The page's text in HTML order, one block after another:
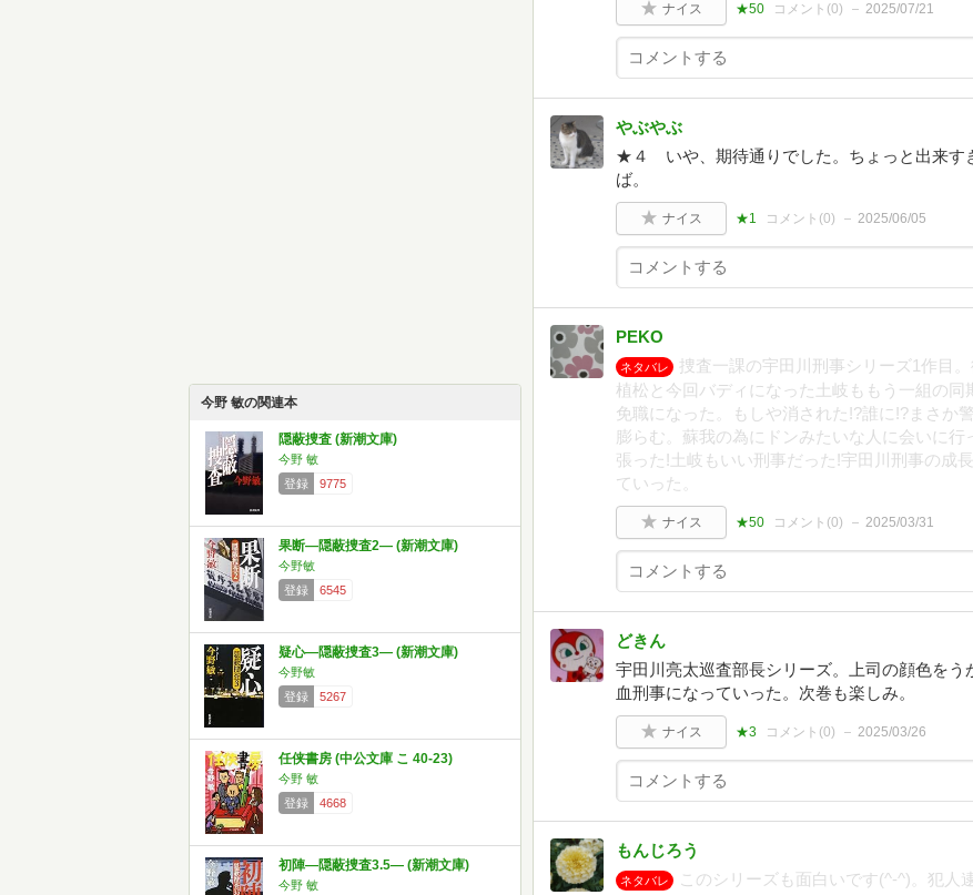
今野 敏の関連本
隠蔽捜査 (新潮文庫)
今野 敏
登録
9775
果断―隠蔽捜査2― (新潮文庫)
今野敏
登録
6545
疑心―隠蔽捜査3― (新潮文庫)
今野敏
登録
5267
任侠書房 (中公文庫 こ 40-23)
今野 敏
登録
4668
初陣―隠蔽捜査3.5― (新潮文庫)
今野 敏
ナイス ★50 コメント(0) 2025/07/21
やぶやぶ
★４ いや、期待通りでした。ちょっと出来す
ば。
ナイス ★1 コメント(0) 2025/06/05
PEKO
ネタバレ
捜査一課の宇田川刑事シリーズ1作目
植松と今回バディになった土岐ももう一組の
免職になった。もしや消された!?誰に!?まさか
膨らむ。蘇我の為にドンみたいな人に会いに
張った!土岐もいい刑事だった!宇田川刑事の成
ていった。
ナイス ★50 コメント(0) 2025/03/31
どきん
宇田川亮太巡査部長シリーズ。上司の顔色を
血刑事になっていった。次巻も楽しみ。
ナイス ★3 コメント(0) 2025/03/26
もんじろう
ネタバレ
このシリーズも面白いです(^-^)。犯人